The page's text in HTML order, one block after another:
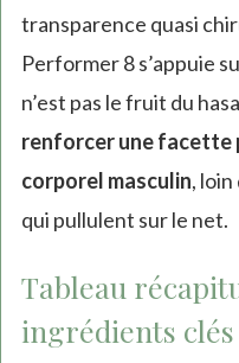
transparence quasi
Performer 8 s’appuie
n’est pas le fruit du
renforcer une facette
corporel masculin,
qui pullulent sur le net.
Tableau
ingrédients